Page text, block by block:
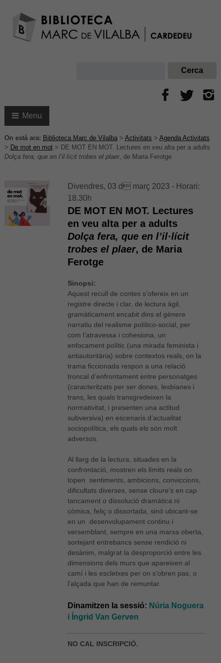
Menu
On està ara: Biblioteca Marc de Vilalba> Activitats > Agenda Activitats
> De mot en mot> DE MOT EN MOT. Lectures en veu alta per a adults
Dolça fera, que en l’il·lícit trobes el plaer, de Maria Ferotge
Divendres, 03 d març 2023 - Horari:
18.30h
DE MOT EN MOT. Lectures
en veu alta per a adults
Dolça fera, que en l’il·lícit
trobes el plaer, de Maria
Ferotge
Sinopsi:
Aquest recull de contes s’ofereix en un
registre directe i clar, de lectura àgil,
gramàticament encabit dins el gènere
narratiu del realisme político-social, per
com l’atravessa i cohesiona, un
enfocament polític (una mirada feminista i
antiautoritària) sobre contextos reals, on la
trama ficcionada respon a una relació
troncal d’enfrontament entre personatges
(caracteritzats per ser dones, lesbianes i
trans, les quals transgredeixen la
normativitat, i presenten una actitud
subversiva) en escenaris d’actualitat
sociopolítica, els quals els són molt
adversos.
Al llarg de la lectura, situades en la
confrontació, mostren els límits reals on
topen sentiments, ambicions, conviccions,
dificultats diverses, sense cloure’s en cap
tancament o dissolució dramàtica ni
còmica, feliç o dissortada, sinó ubicant-se
en un desenvolupament continu i
versemblant, sempre en una marxa oberta,
sortejant entrebancs sense rendició ni
desànim, malgrat la desproporció entre les
dimensions dels murs que apareixen al
camí i les escletxes per on s’obren pas, o
l’alçada que han de remuntar.
Dinamitzen la sessió: Núria Noguera
i Íngrid Van Gerven
NO CAL INSCRIPCIÓ.